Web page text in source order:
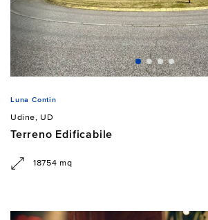
Luna Contin
Udine, UD
Terreno Edificabile
18754 mq